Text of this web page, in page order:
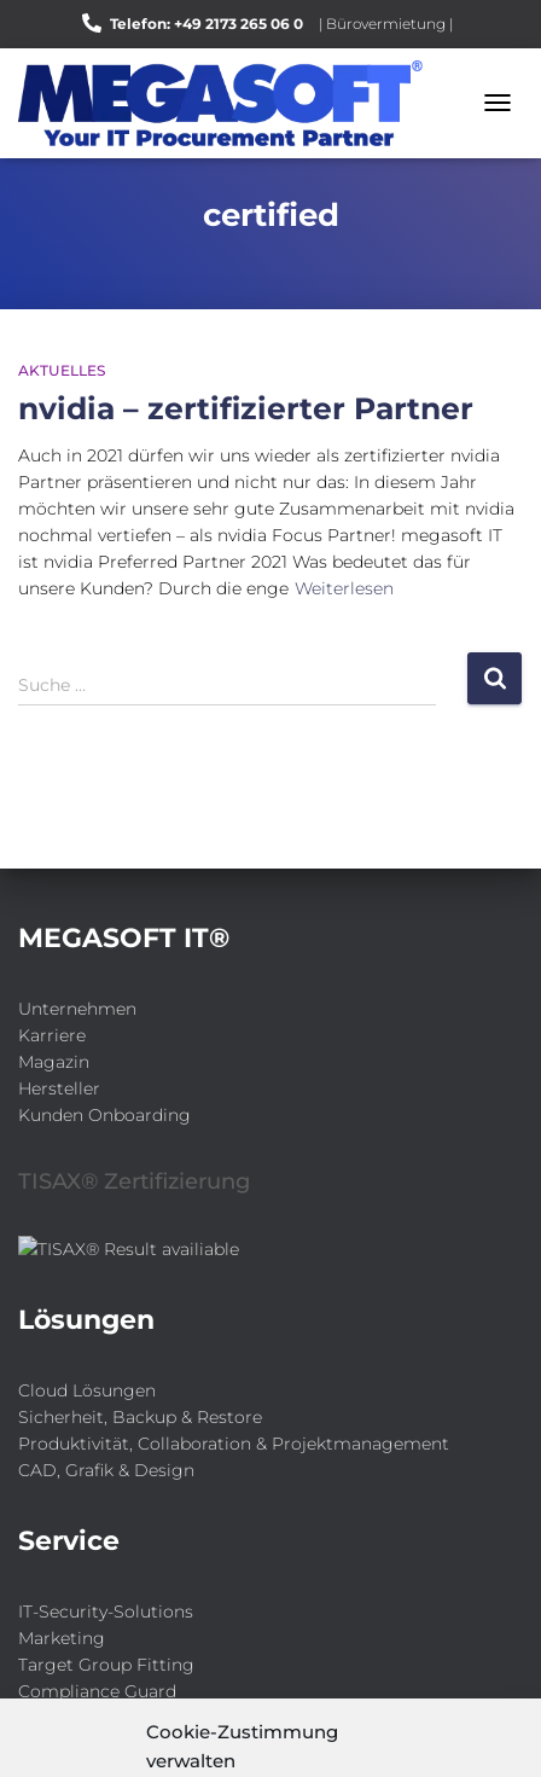
Cookie-Zustimmung
verwalten
Telefon: +49 2173 265 06 0 | Bürovermietung |
Bewerten Sie uns auf Google |
certified
AKTUELLES
nvidia – zertifizierter Partner
Auch in 2021 dürfen wir uns wieder als zertifizierter nvidia
Partner präsentieren und nicht nur das: In diesem Jahr
möchten wir unsere sehr gute Zusammenarbeit mit nvidia
nochmal vertiefen – als nvidia Focus Partner! megasoft IT
ist nvidia Preferred Partner 2021 Was bedeutet das für
unsere Kunden? Durch die enge Weiterlesen
S
u
Suche …
MEGASOFT IT®
Unternehmen
Karriere
Magazin
Hersteller
Kunden Onboarding
TISAX® Zertifizierung
Lösungen
Cloud Lösungen
Sicherheit, Backup & Restore
Produktivität, Collaboration & Projektmanagement
CAD, Grafik & Design
Service
IT-Security-Solutions
Marketing
Target Group Fitting
Compliance Guard